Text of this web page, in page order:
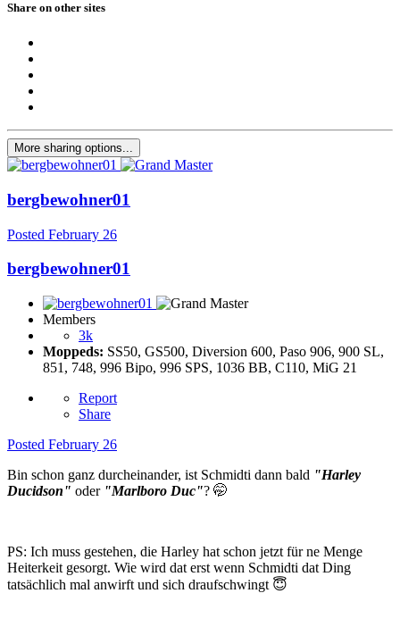
Share on other sites
More sharing options...
bergbewohner01
Posted February 26
bergbewohner01
Members
3k
Moppeds: SS50, GS500, Diversion 600, Paso 906, 900 SL,
851, 748, 996 Bipo, 996 SPS, 1036 BB, C110, MiG 21
Report
Share
Posted February 26
Bin schon ganz durcheinander, ist Schmidti dann bald "Harley
Ducidson" oder "Marlboro Duc"? 🤭
PS: Ich muss gestehen, die Harley hat schon jetzt für ne Menge
Heiterkeit gesorgt. Wie wird dat erst wenn Schmidti dat Ding
tatsächlich mal anwirft und sich draufschwingt 😇